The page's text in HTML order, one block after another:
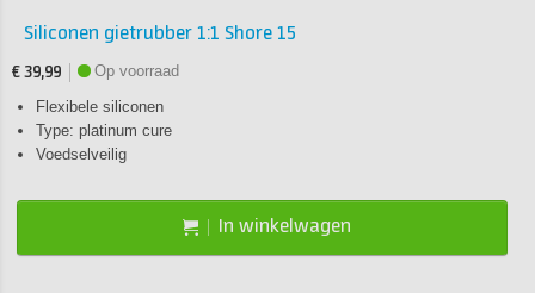
Siliconen gietrubber 1:1 Shore 15
€ 39,99
Op voorraad
Flexibele siliconen
Type: platinum cure
Voedselveilig
In winkelwagen